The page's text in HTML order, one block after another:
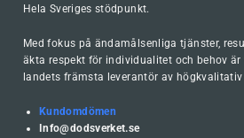
Hela Sveriges stödpunkt.
Med fokus på ändamålsenliga tjänster,
äkta respekt för individualitet och behov
landets främsta leverantör av högkvalitativ
Kundomdömen
Info@dodsverket.se